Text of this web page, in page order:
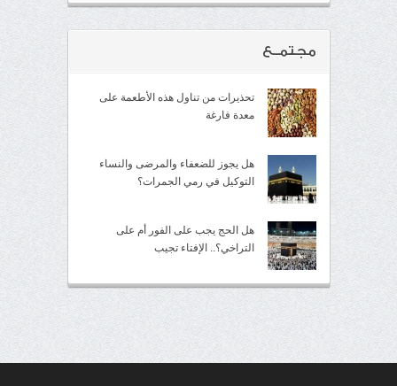
مجتمــع
تحذيرات من تناول هذه الأطعمة على
معدة فارغة
هل يجوز للضعفاء والمرضى والنساء
التوكيل في رمي الجمرات؟
هل الحج يجب على الفور أم على
التراخي؟.. الإفتاء تجيب